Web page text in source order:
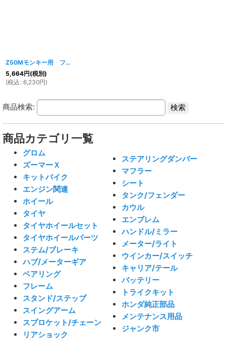
Z50Mモンキー用 フロントフェンダー 未塗装
5,664円(税別)
(税込 : 6,230円)
商品検索:
商品カテゴリ一覧
グロム
ズーマーＸ
キットバイク
エンジン関連
ホイール
タイヤ
タイヤホイールセット
タイヤホイールパーツ
ステム/ブレーキ
ハブ/メーターギア
ベアリング
フレーム
スタンド/ステップ
スイングアーム
スプロケット/チェーン
リアショック
ステアリングダンパー
マフラー
シート
タンク/フェンダー
カウル
エンブレム
ハンドル/ミラー
メーター/ライト
ウインカー/スイッチ
キャリア/テール
バッテリー
トライクキット
ホンダ純正部品
メンテナンス用品
ジャンク市